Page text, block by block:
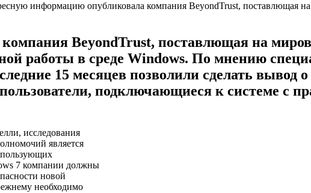
BeyondTrust, поставлющая на
работы в среде Windows. По мнению
15 месяцев позволили сделать вывод
подключающиеся к системе с
исследования
является
7 компании должны
новой
необходимо